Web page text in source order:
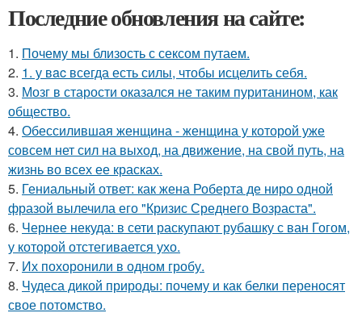
Последние обновления на сайте:
1. Почему мы близость с сексом путаем.
2. 1. у вac всегда есть силы, чтобы исцелить себя.
3. Мозг в старости оказался не таким пуританином, как
общество.
4. Обессилившая женщина - женщина у которой уже
совсем нет сил на выход, на движение, на свой путь, на
жизнь во всех ее красках.
5. Гениальный ответ: как жена Роберта де ниро одной
фразой вылечила его "Кризис Среднего Возраста".
6. Чернее некуда: в сети раскупают рубашку с ван Гогом,
у которой отстегивается ухо.
7. Их похоронили в одном гробу.
8. Чудеса дикой природы: почему и как белки переносят
свое потомство.